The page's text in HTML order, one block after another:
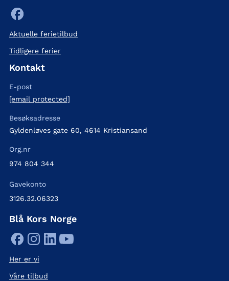
Aktuelle ferietilbud
Tidligere ferier
Kontakt
E-post
[email protected]
Besøksadresse
Gyldenløves gate 60, 4614 Kristiansand
Org.nr
974 804 344
Gavekonto
3126.32.06323
Blå Kors Norge
Her er vi
Våre tilbud